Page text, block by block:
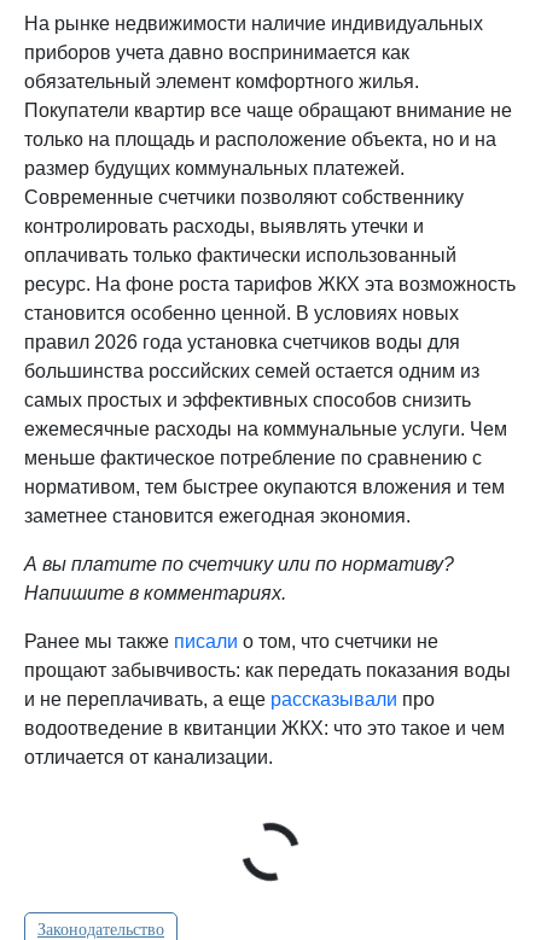
На рынке недвижимости наличие индивидуальных
приборов учета давно воспринимается как
обязательный элемент комфортного жилья.
Покупатели квартир все чаще обращают внимание не
только на площадь и расположение объекта, но и на
размер будущих коммунальных платежей.
Современные счетчики позволяют собственнику
контролировать расходы, выявлять утечки и
оплачивать только фактически использованный
ресурс. На фоне роста тарифов ЖКХ эта возможность
становится особенно ценной. В условиях новых
правил 2026 года установка счетчиков воды для
большинства российских семей остается одним из
самых простых и эффективных способов снизить
ежемесячные расходы на коммунальные услуги. Чем
меньше фактическое потребление по сравнению с
нормативом, тем быстрее окупаются вложения и тем
заметнее становится ежегодная экономия.
А вы платите по счетчику или по нормативу?
Напишите в комментариях.
Ранее мы также писали о том, что счетчики не
прощают забывчивость: как передать показания воды
и не переплачивать, а еще рассказывали про
водоотведение в квитанции ЖКХ: что это такое и чем
отличается от канализации.
Законодательство